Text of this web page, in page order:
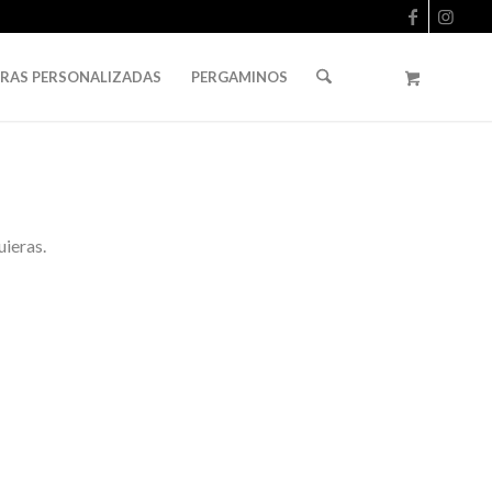
PERSONALIZADAS PERGAMINOS